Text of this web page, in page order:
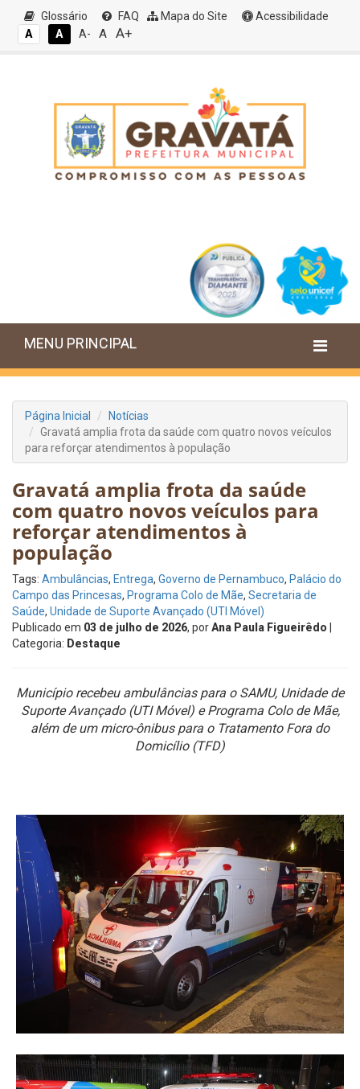
Glossário FAQ Mapa do Site
Acessibilidade
A
A A- A A+
MENU PRINCIPAL
Página Inicial
Notícias
Gravatá amplia frota da saúde com quatro novos veículos
para reforçar atendimentos à população
Gravatá amplia frota da saúde
com quatro novos veículos para
reforçar atendimentos à
população
Tags: Ambulâncias, Entrega, Governo de Pernambuco, Palácio do
Campo das Princesas, Programa Colo de Mãe, Secretaria de
Saúde, Unidade de Suporte Avançado (UTI Móvel)
Publicado em 03 de julho de 2026, porAna Paula Figueirêdo
Categoria: Destaque
Município recebeu ambulâncias para o SAMU, Unidade de
Suporte Avançado (UTI Móvel) e Programa Colo de Mãe,
além de um micro-ônibus para o Tratamento Fora do
Domicílio (TFD)